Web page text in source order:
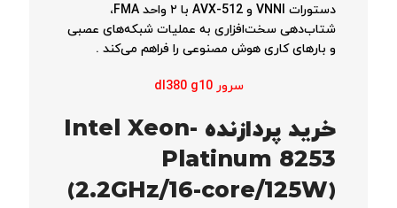
دستورات VNNI و AVX-512 با ۲ واحد FMA،
شتاب‌دهی سخت‌افزاری به عملیات شبکه‌های عصبی
و بارهای کاری هوش مصنوعی را فراهم می‌کند .
سرور dl380 g10
خرید پردازنده Intel Xeon-
Platinum 8253
(2.2GHz/16-core/125W)